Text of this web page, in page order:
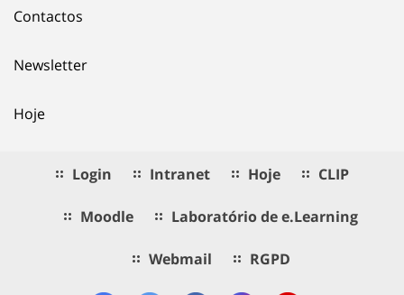
Contactos
Newsletter
Hoje
Login Intranet Hoje CLIP
Moodle Laboratório de e.Learning
Webmail RGPD